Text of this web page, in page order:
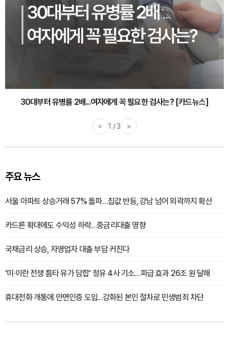
30대부터 유병률 2배...여자에게 꼭 필요한 검사는? [카드뉴스]
< 2 / 3 >
주요 뉴스
서울 아파트 상승거래 57% 돌파…집값 반등, 강남 넘어 외곽까지 확산
카드론 확대에도 수익성 하락…중금리대출 영향
국채금리 상승, 자영업자 대출 부담 커진다
'미·이란 전쟁 틈타 유가 담합' 정유 4사 기소…파급 효과 26조 원 달해
휴대전화 개통에 안면인증 도입...강화된 본인 절차로 민생범죄 차단